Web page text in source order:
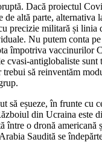
Dacă proiectul
de altă parte,
precizie militară și linia
Nu putem conta
împotriva vaccinurilor
cvasi-antiglobaliste
să reinventăm
să eșueze, în frunte cu
din Ucraina este
o dronă americană
Saudită se